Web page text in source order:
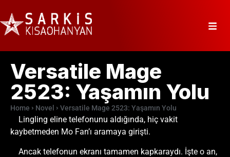
Versatile Mage
2523: Yaşamın Yolu
Home Novel Versatile Mage 2523: Yaşamın Yolu
Lingling eline telefonunu aldığında, hiç vakit
kaybetmeden Mo Fan’ı aramaya girişti.
Ancak telefonun ekranı tamamen kapkaraydı. İşte o an,